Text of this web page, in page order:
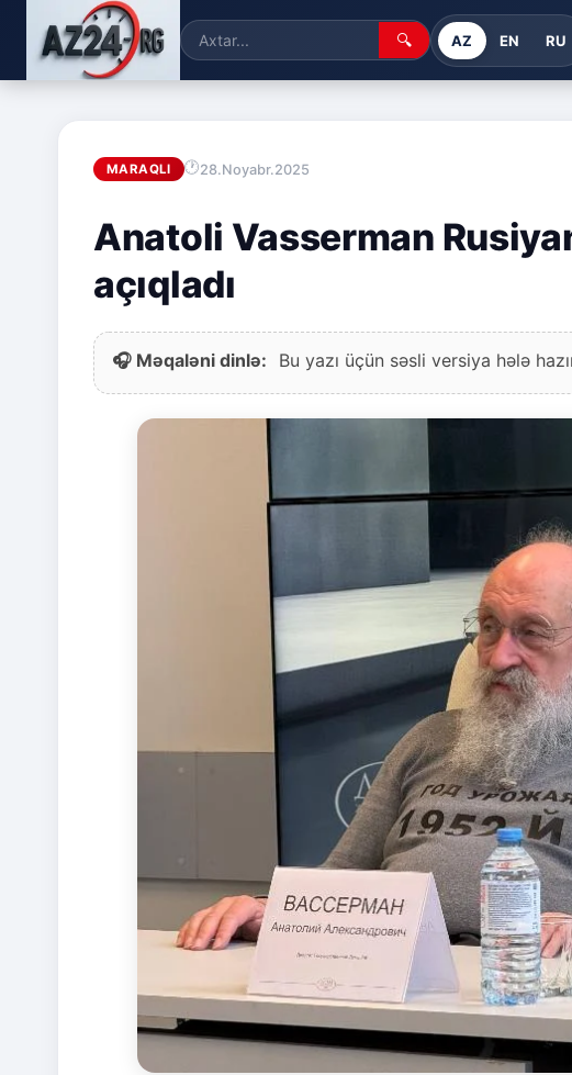
🔍 AZ EN RU
MARAQLI 28.Noyabr.2025
Anatoli Vasserman
açıqladı
🎧 Məqaləni dinlə: Bu yazı üçün səsli versiya hələ